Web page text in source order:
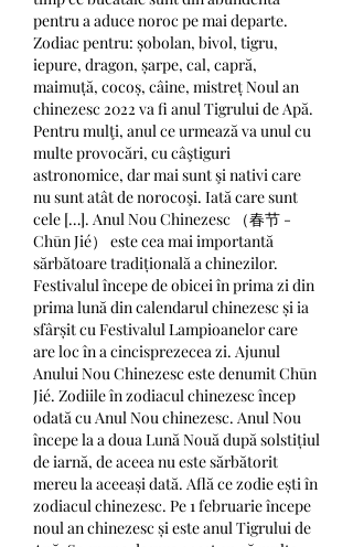
pentru a aduce noroc pe mai departe.
Zodiac pentru: șobolan, bivol, tigru,
iepure, dragon, șarpe, cal, capră,
maimuță, cocoș, câine, mistreț Noul an
chinezesc 2022 va fi anul Tigrului de Apă.
Pentru mulţi, anul ce urmează va unul cu
multe provocări, cu câştiguri
astronomice, dar mai sunt şi nativi care
nu sunt atât de norocoşi. Iată care sunt
cele […]. Anul Nou Chinezesc （春节 -
Chūn Jié） este cea mai importantă
sărbătoare tradițională a chinezilor.
Festivalul începe de obicei în prima zi din
prima lună din calendarul chinezesc și ia
sfârșit cu Festivalul Lampioanelor care
are loc în a cincisprezecea zi. Ajunul
Anului Nou Chinezesc este denumit Chūn
Jié. Zodiile în zodiacul chinezesc încep
odată cu Anul Nou chinezesc. Anul Nou
începe la a doua Lună Nouă după solstițiul
de iarnă, de aceea nu este sărbătorit
mereu la aceeași dată. Află ce zodie ești în
zodiacul chinezesc. Pe 1 februarie începe
noul an chinezesc și este anul Tigrului de